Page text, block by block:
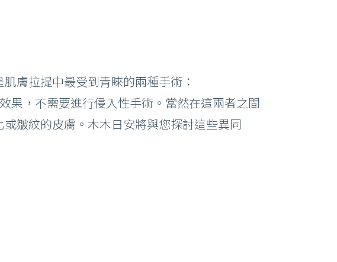
膚拉提中最受到青睞的兩種手術：
果，不需要進行侵入性手術。當然在這兩者之間
皺紋的皮膚。木木日安將與您探討這些異同